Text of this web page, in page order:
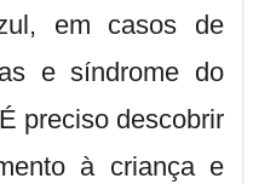
em casos de
e síndrome do
preciso descobrir
à criança e